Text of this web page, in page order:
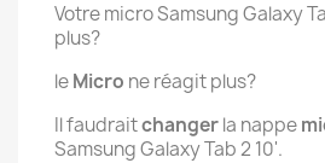
Votre micro Samsung Galaxy
plus?
leMicro ne réagit plus?
Il faudraitchangerla nappe
Samsung Galaxy Tab 2 10'.